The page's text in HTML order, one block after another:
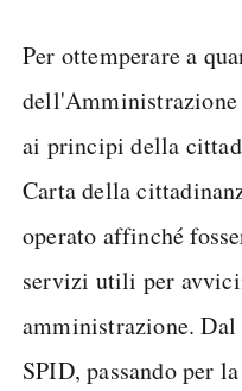
Per ottemperare a
dell'Amministrazione
ai principi della
Carta della
operato affinché
servizi utili per
amministrazione.
SPID, passando per la